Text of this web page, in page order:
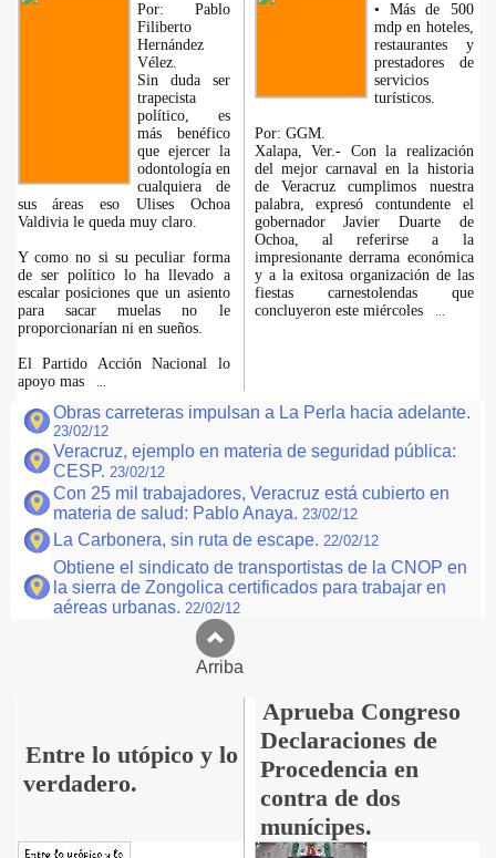
Por: Pablo
Filiberto
Hernández
Vélez.
Sin duda ser
trapecista
político, es
más benéfico
que ejercer la
odontología en
cualquiera de
sus áreas eso Ulises Ochoa
Valdivia le queda muy claro.
Y como no si su peculiar forma
de ser político lo ha llevado a
escalar posiciones que un asiento
para sacar muelas no le
proporcionarían ni en sueños.
El Partido Acción Nacional lo
apoyo mas
• Más de 500
mdp en hoteles,
restaurantes y
prestadores de
servicios
turísticos.
Por: GGM.
Xalapa, Ver.- Con la realización
del mejor carnaval en la historia
de Veracruz cumplimos nuestra
palabra, expresó contundente el
gobernador Javier Duarte de
Ochoa, al referirse a la
impresionante derrama económica
y a la exitosa organización de las
fiestas carnestolendas que
concluyeron este miércoles
Obras carreteras impulsan a La Perla hacia adelante.
23/02/12
Veracruz, ejemplo en materia de seguridad pública:
CESP. 23/02/12
Con 25 mil trabajadores, Veracruz está cubierto en
materia de salud: Pablo Anaya. 23/02/12
La Carbonera, sin ruta de escape. 22/02/12
Obtiene el sindicato de transportistas de la CNOP en
la sierra de Zongolica certificados para trabajar en
aéreas urbanas. 22/02/12
Arriba
Entre lo utópico y lo
verdadero.
Aprueba Congreso
Declaraciones de
Procedencia en
contra de dos
munícipes.